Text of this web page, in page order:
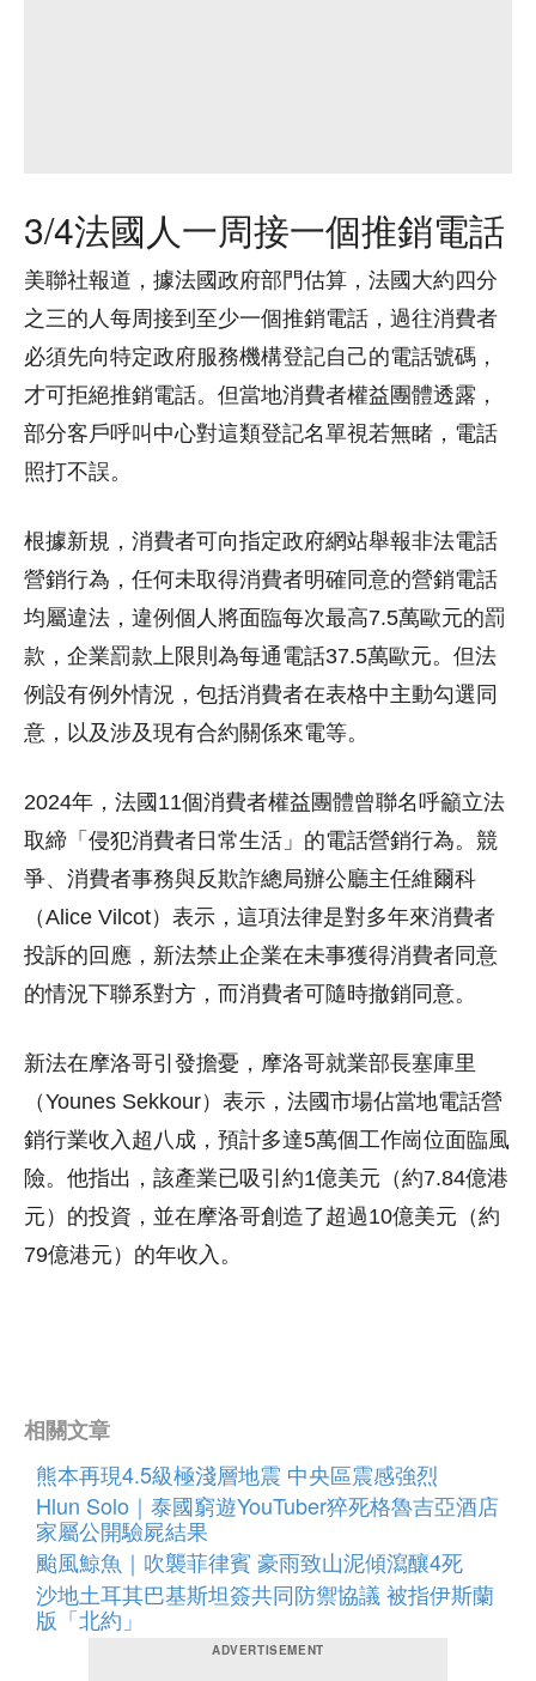
3/4法國人一周接一個推銷電話
美聯社報道，據法國政府部門估算，法國大約四分
之三的人每周接到至少一個推銷電話，過往消費者
必須先向特定政府服務機構登記自己的電話號碼，
才可拒絕推銷電話。但當地消費者權益團體透露，
部分客戶呼叫中心對這類登記名單視若無睹，電話
照打不誤。
根據新規，消費者可向指定政府網站舉報非法電話
營銷行為，任何未取得消費者明確同意的營銷電話
均屬違法，違例個人將面臨每次最高7.5萬歐元的罰
款，企業罰款上限則為每通電話37.5萬歐元。但法
例設有例外情況，包括消費者在表格中主動勾選同
意，以及涉及現有合約關係來電等。
2024年，法國11個消費者權益團體曾聯名呼籲立法
取締「侵犯消費者日常生活」的電話營銷行為。競
爭、消費者事務與反欺詐總局辦公廳主任維爾科
（Alice Vilcot）表示，這項法律是對多年來消費者
投訴的回應，新法禁止企業在未事獲得消費者同意
的情況下聯系對方，而消費者可隨時撤銷同意。
新法在摩洛哥引發擔憂，摩洛哥就業部長塞庫里
（Younes Sekkour）表示，法國市場佔當地電話營
銷行業收入超八成，預計多達5萬個工作崗位面臨風
險。他指出，該產業已吸引約1億美元（約7.84億港
元）的投資，並在摩洛哥創造了超過10億美元（約
79億港元）的年收入。
相關文章
熊本再現4.5級極淺層地震 中央區震感強烈
Hlun Solo｜泰國窮遊YouTuber猝死格魯吉亞酒店
家屬公開驗屍結果
颱風鯨魚｜吹襲菲律賓 豪雨致山泥傾瀉釀4死
沙地土耳其巴基斯坦簽共同防禦協議 被指伊斯蘭
版「北約」